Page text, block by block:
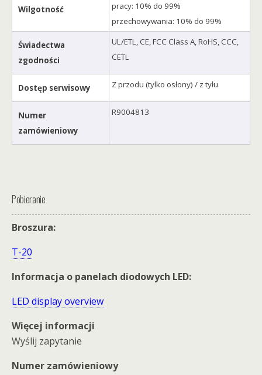
Wilgotność
pracy: 10% do 99%
przechowywania: 10% do 99%
Świadectwa
zgodności
UL/ETL, CE, FCC Class A, RoHS, CCC,
CETL
Dostęp serwisowy Z przodu (tylko osłony) / z tyłu
Numer
zamówieniowy
R9004813
Pobieranie
Broszura:
T-20
Informacja o panelach diodowych LED:
LED display overview
Więcej informacji
Wyślij zapytanie
Numer zamówieniowy